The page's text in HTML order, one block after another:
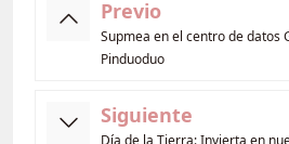
Previo
Supmea en el centro de datos
Pinduoduo
Siguiente
Día de la Tierra: Invierta en